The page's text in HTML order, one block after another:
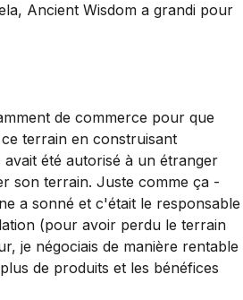
Ancient Wisdom a grandi pour
de commerce pour que
terrain en construisant
été autorisé à un étranger
son terrain. Juste comme ça -
a sonné et c'était le responsable
(pour avoir perdu le terrain
je négociais de manière rentable
de produits et les bénéfices